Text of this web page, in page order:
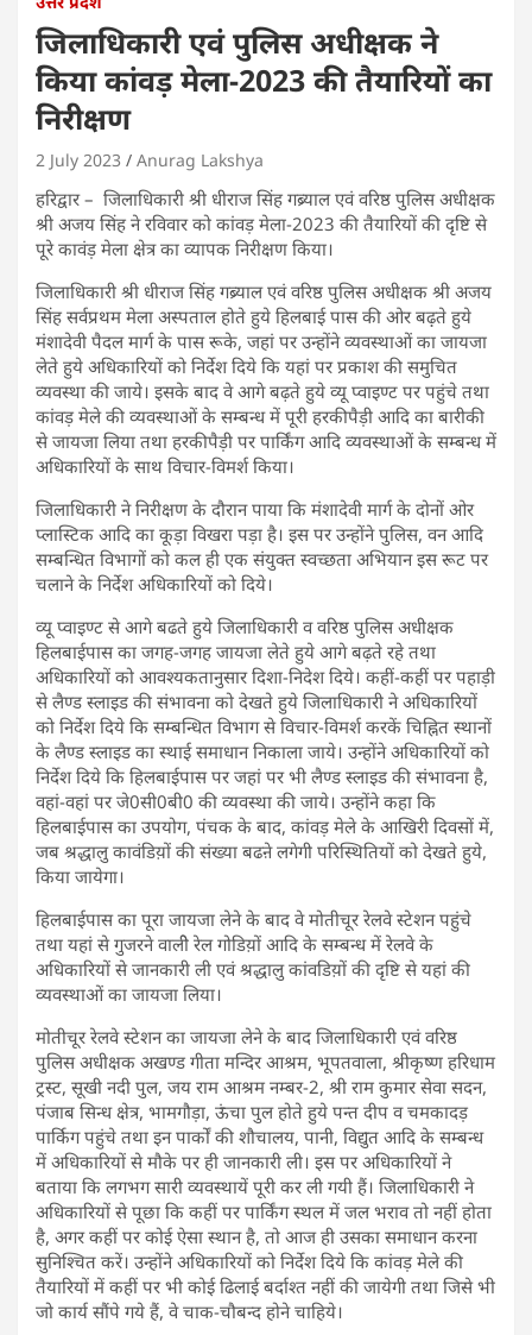
जिलाधिकारी एवं पुलिस अधीक्षक ने
किया कांवड़ मेला-2023 की तैयारियों का
निरीक्षण
2 July 2023 Anurag Lakshya
हरिद्वार – जिलाधिकारी श्री धीराज सिंह गब्र्याल एवं वरिष्ठ पुलिस अधीक्षक
श्री अजय सिंह ने रविवार को कांवड़ मेला-2023 की तैयारियों की दृष्टि से
पूरे कावंड़ मेला क्षेत्र का व्यापक निरीक्षण किया।
जिलाधिकारी श्री धीराज सिंह गब्र्याल एवं वरिष्ठ पुलिस अधीक्षक श्री अजय
सिंह सर्वप्रथम मेला अस्पताल होते हुये हिलबाई पास की ओर बढ़़ते हुये
मंशादेवी पैदल मार्ग के पास रूके, जहां पर उन्होंने व्यवस्थाओं का जायजा
लेते हुये अधिकारियों को निर्देश दिये कि यहां पर प्रकाश की समुचित
व्यवस्था की जाये। इसके बाद वे आगे बढ़ते हुये व्यू प्वाइण्ट पर पहुंचे तथा
कांवड़ मेले की व्यवस्थाओं के सम्बन्ध में पूरी हरकीपैड़ी आदि का बारीकी
से जायजा लिया तथा हरकीपैड़ी पर पार्किंग आदि व्यवस्थाओं के सम्बन्ध में
अधिकारियों के साथ विचार-विमर्श किया।
जिलाधिकारी ने निरीक्षण के दौरान पाया कि मंशादेवी मार्ग के दोनों ओर
प्लास्टिक आदि का कूड़ा विखरा पड़ा है। इस पर उन्होंने पुलिस, वन आदि
सम्बन्धित विभागों को कल ही एक संयुक्त स्वच्छता अभियान इस रूट पर
चलाने के निर्देश अधिकारियों को दिये।
व्यू प्वाइण्ट से आगे बढते हुये जिलाधिकारी व वरिष्ठ पुलिस अधीक्षक
हिलबाईपास का जगह-जगह जायजा लेते हुये आगे बढ़ते रहे तथा
अधिकारियों को आवश्यकतानुसार दिशा-निदेश दिये। कहीं-कहीं पर पहाड़ी
से लैण्ड स्लाइड की संभावना को देखते हुये जिलाधिकारी ने अधिकारियों
को निर्देश दिये कि सम्बन्धित विभाग से विचार-विमर्श करकें चिह्नित स्थानों
के लैण्ड स्लाइड का स्थाई समाधान निकाला जाये। उन्होंने अधिकारियों को
निर्देश दिये कि हिलबाईपास पर जहां पर भी लैण्ड स्लाइड की संभावना है,
वहां-वहां पर जे0सी0बी0 की व्यवस्था की जाये। उन्होंने कहा कि
हिलबाईपास का उपयोग, पंचक के बाद, कांवड़ मेले के आखिरी दिवसों में,
जब श्रद्धालु कावंडिय़ों की संख्या बढऩे लगेगी परिस्थितियों को देखते हुये,
किया जायेगा।
हिलबाईपास का पूरा जायजा लेने के बाद वे मोतीचूर रेलवे स्टेशन पहुंचे
तथा यहां से गुजरने वालीे रेल गोडिय़ों आदि के सम्बन्ध में रेलवे के
अधिकारियों से जानकारी ली एवं श्रद्धालु कांवडिय़ों की दृष्टि से यहां की
व्यवस्थाओं का जायजा लिया।
मोतीचूर रेलवे स्टेशन का जायजा लेने के बाद जिलाधिकारी एवं वरिष्ठ
पुलिस अधीक्षक अखण्ड गीता मन्दिर आश्रम, भूपतवाला, श्रीकृष्ण हरिधाम
ट्रस्ट, सूखी नदी पुल, जय राम आश्रम नम्बर-2, श्री राम कुमार सेवा सदन,
पंजाब सिन्ध क्षेत्र, भामगौड़ा, ऊंचा पुल होते हुये पन्त दीप व चमकादड़
पार्किग पहुंचे तथा इन पार्कों की शौचालय, पानी, विद्युत आदि के सम्बन्ध
में अधिकारियों से मौके पर ही जानकारी ली। इस पर अधिकारियों ने
बताया कि लगभग सारी व्यवस्थायें पूरी कर ली गयी हैं। जिलाधिकारी ने
अधिकारियों से पूछा कि कहीं पर पार्किंग स्थल में जल भराव तो नहीं होता
है, अगर कहीं पर कोई ऐसा स्थान है, तो आज ही उसका समाधान करना
सुनिश्चित करें। उन्होंने अधिकारियों को निर्देश दिये कि कांवड़ मेले की
तैयारियों में कहीं पर भी कोई ढिलाई बर्दाश्त नहीं की जायेगी तथा जिसे भी
जो कार्य सौंपे गये हैं, वे चाक-चौबन्द होने चाहिये।